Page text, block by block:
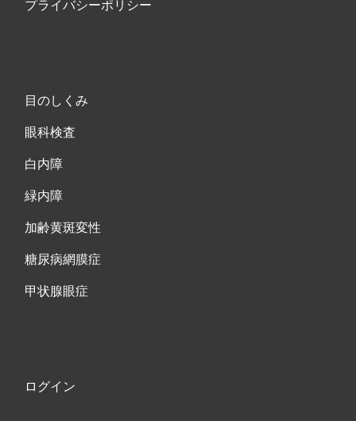
プライバシーポリシー
目のしくみ
眼科検査
白内障
緑内障
加齢黄斑変性
糖尿病網膜症
甲状腺眼症
ログイン